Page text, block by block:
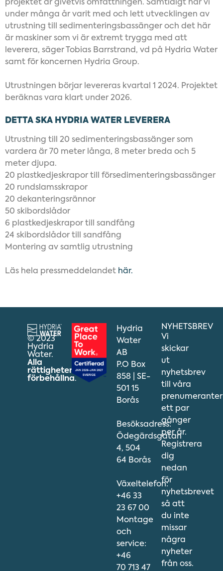
projektet är givetvis omfattningen. Samtidigt har vi
under många år varit med och lett utvecklingen av
utrustning till sedimenteringsbassänger och det här
är maskiner som vi är extremt trygga med att
leverera, säger Tobias Barrstrand, vd på Hydria Water
samt för koncernen Hydria Group.
Utrustningen börjar levereras kvartal 1 2024. Projektet
beräknas vara klart under 2026.
DETTA SKA HYDRIA WATER LEVERERA
Utrustning till 20 sedimenteringsbassänger som
vardera är 70 meter långa, 8 meter breda och 5
meter djupa.
20 plastkedjeskrapor till försedimenteringsbassänger
20 rundslamsskrapor
20 dekanteringsrännor
50 skibordslådor
6 plastkedjeskrapor till sandfång
24 skibordslådor till sandfång
Montering av samtlig utrustning
Läs hela pressmeddelandet här.
© 2023
Hydria
Water.
Alla
rättigheter
förbehållna.
Hydria
Water
AB
P.O Box
858 | SE-
501 15
Borås
Besöksadress:
Ödegärdsgatan
4, 504
64 Borås
Växeltelefon:
+46 33
23 67 00
Montage
och
service:
+46
70 713 47
NYHETSBREV
Vi
skickar
ut
nyhetsbrev
till våra
prenumeranter
ett par
gånger
per år.
Registrera
dig
nedan
för
nyhetsbrevet
så att
du inte
missar
några
nyheter
från oss.